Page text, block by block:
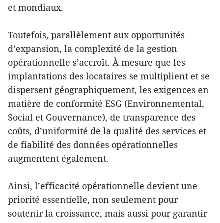
et mondiaux.
Toutefois, parallèlement aux opportunités
d’expansion, la complexité de la gestion
opérationnelle s’accroît. À mesure que les
implantations des locataires se multiplient et se
dispersent géographiquement, les exigences en
matière de conformité ESG (Environnemental,
Social et Gouvernance), de transparence des
coûts, d’uniformité de la qualité des services et
de fiabilité des données opérationnelles
augmentent également.
Ainsi, l’efficacité opérationnelle devient une
priorité essentielle, non seulement pour
soutenir la croissance, mais aussi pour garantir